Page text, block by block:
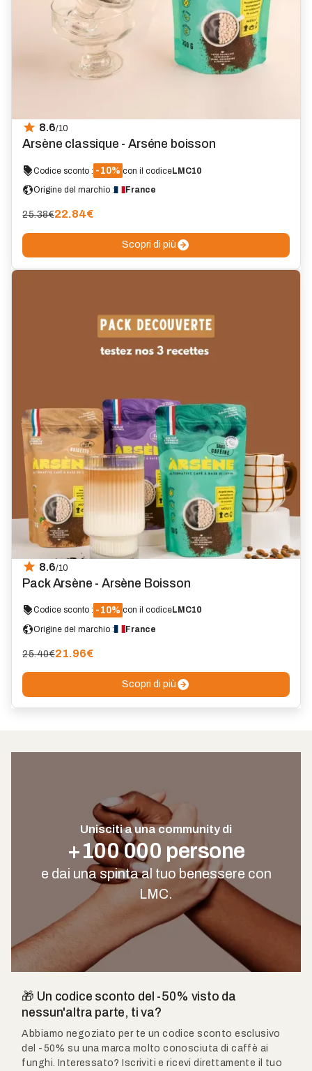
8.6/10
Arsène classique - Arséne boisson
Codice sconto : -10% con il codiceLMC10
Origine del marchio :
France
25.38€22.84€
Scopri di più
8.6/10
Pack Arsène - Arsène Boisson
Codice sconto : -10% con il codiceLMC10
Origine del marchio :
France
25.40€21.96€
Scopri di più
Unisciti a una community di
+100 000 persone
e dai una spinta al tuo benessere con
LMC.
🎁 Un codice sconto del -50% visto da
nessun'altra parte, ti va?
Abbiamo negoziato per te un codice sconto esclusivo
del -50% su una marca molto conosciuta di caffè ai
funghi. Interessato? Iscriviti e ricevi direttamente il tuo